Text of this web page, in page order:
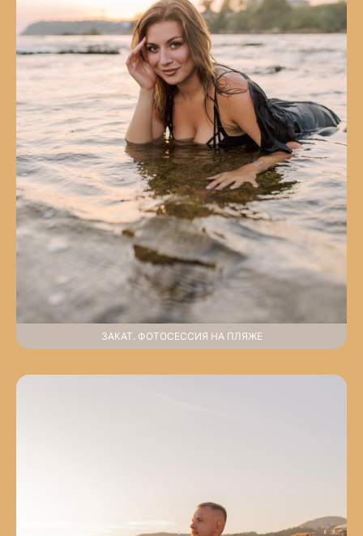
ЗАКАТ. ФОТОСЕССИЯ НА ПЛЯЖЕ